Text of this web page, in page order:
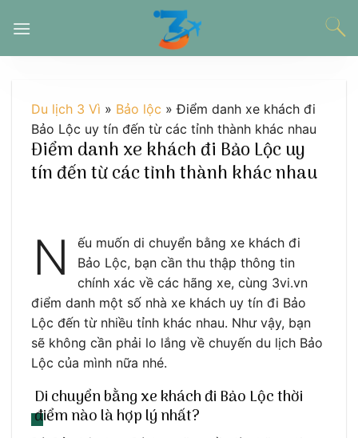
đến
Du lịch 3 Vì » Bảo lộc »Điểm danh xe khách đi
Bảo Lộc uy tín đến từ các tỉnh thành khác nhau
Điểm danh xe khách đi Bảo Lộc uy
tín đến từ các tỉnh thành khác nhau
N
ếu muốn di chuyển bằng xe khách đi
Bảo Lộc, bạn cần thu thập thông tin
chính xác về các hãng xe, cùng 3vi.vn
điểm danh một số nhà xe khách uy tín đi Bảo
Lộc đến từ nhiều tỉnh khác nhau. Như vậy, bạn
sẽ không cần phải lo lắng về chuyến du lịch Bảo
Lộc của mình nữa nhé.
Di chuyển bằng xe khách đi Bảo Lộc thời
điểm nào là hợp lý nhất?